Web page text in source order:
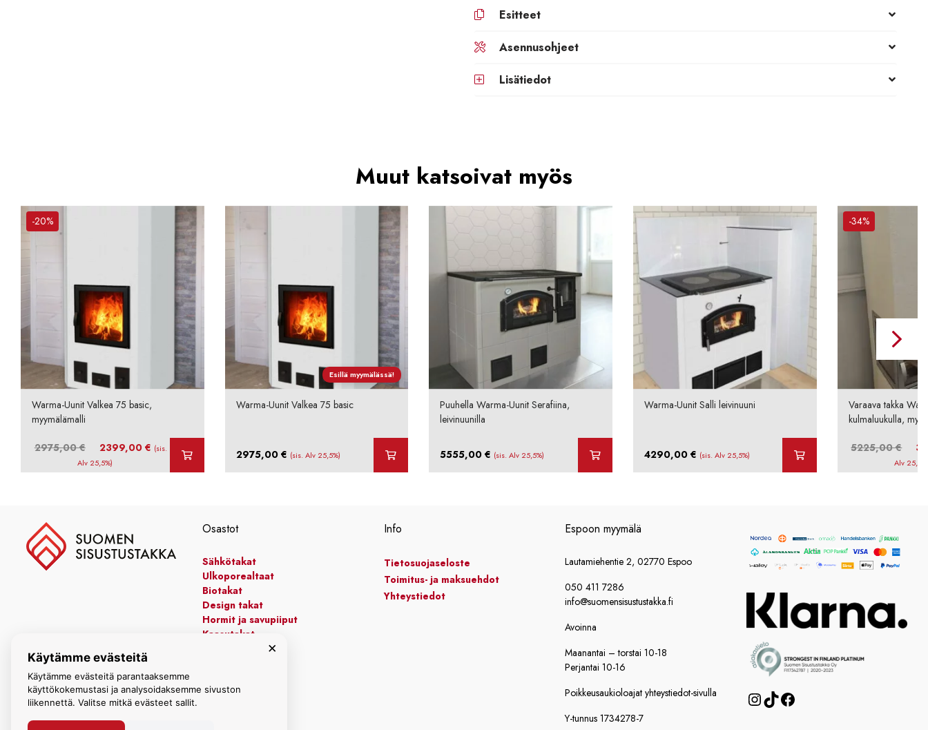
Esitteet
Asennusohjeet
Lisätiedot
Muut katsoivat myös
-20%
Warma-Uunit Valkea 75 basic,
myymälämalli
2975,00€
Alkuperäinen
hinta
oli:
2399,00 €Nykyinen
on:
(sis.
Alv 25,5%)
Esillä myymälässä!
Warma-Uunit Valkea 75 basic
2975,00 € (sis. Alv 25,5%)
Puuhella Warma-Uunit Serafiina,
leivinuunilla
5555,00€ (sis. Alv 25,5%)
Warma-Uunit Salli leivinuuni
4290,00 € (sis. Alv 25,5%)
-34%
Varaava takka
kulmaluukulla,
5225,00€
hinta
oli:
Alv
Osastot
Sähkötakat
Ulkoporealtaat
Biotakat
Design takat
Hormit ja savupiiput
Kaasutakat
Kiertoilmatakat
Info
Tietosuojaseloste
Toimitus- ja maksuehdot
Yhteystiedot
Espoon myymälä
Lautamiehentie 2, 02770 Espoo
050 411 7286
info@suomensisustustakka.fi
Avoinna
Maanantai – torstai 10-18
Perjantai 10-16
Poikkeusaukioloajat yhteystiedot-sivulla
Y-tunnus 1734278-7
Instagram
TikTok
×
Käytämme evästeitä
Käytämme evästeitä parantaaksemme
käyttökokemustasi ja analysoidaksemme sivuston
liikennettä. Valitse mitkä evästeet sallit.